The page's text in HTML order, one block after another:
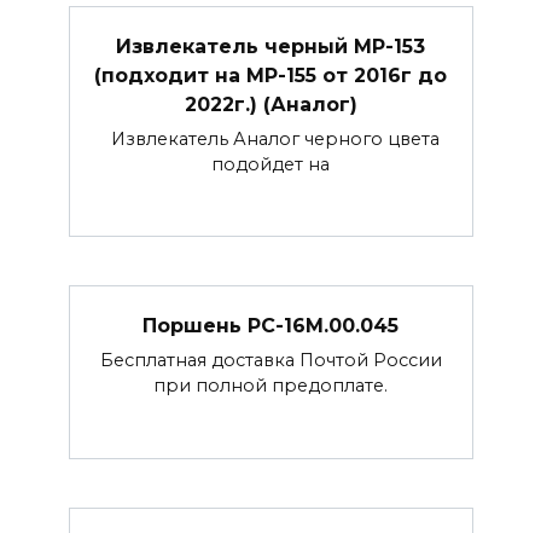
Извлекатель черный МР-153
(подходит на МР-155 от 2016г до
2022г.) (Аналог)
Извлекатель Аналог черного цвета
подойдет на
Поршень РС-16М.00.045
Бесплатная доставка Почтой России
при полной предоплате.